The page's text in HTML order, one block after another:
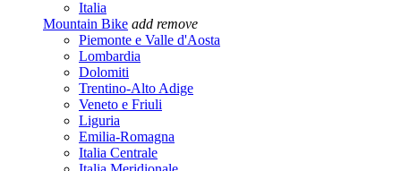
Italia
Mountain Bike add remove
Piemonte e Valle d'Aosta
Lombardia
Dolomiti
Trentino-Alto Adige
Veneto e Friuli
Liguria
Emilia-Romagna
Italia Centrale